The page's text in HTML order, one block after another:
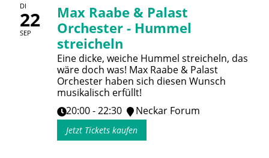
DI
22
SEP
Max Raabe & Palast
Orchester - Hummel
streicheln
Eine dicke, weiche Hummel streicheln, das
wäre doch was! Max Raabe & Palast
Orchester haben sich diesen Wunsch
musikalisch erfüllt!
20:00 - 22:30
Neckar Forum
Jetzt Tickets kaufen